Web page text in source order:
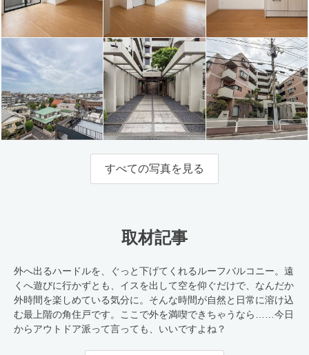
すべての写真を見る
取材記事
外へ出るハードルを、ぐっと下げてくれるルーフバルコニー。遠
くへ遊びに行かずとも、イスを出して空を仰ぐだけで、なんだか
外時間を楽しめている気分に。そんな時間が自然と日常に溶け込
む最上階の角住戸です。ここで外を満喫できちゃうなら……今日
からアウトドア派って言っても、いいですよね？